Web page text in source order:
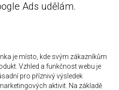
Ads udělám.
je místo, kde svým zákazníkům
Vzhled a funkčnost webu je
pro příznivý výsledek
aktivit. Na základě